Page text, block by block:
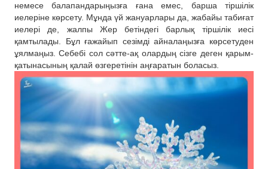
немесе балапандарыңызға ғана емес, барша тіршілік
иелеріне көрсету. Мұнда үй жануарлары да, жабайы табиғат
иелері де, жалпы Жер бетіндегі барлық тіршілік иесі
қамтылады. Бұл ғажайып сезімді айналаңызға көрсетуден
ұялмаңыз. Себебі сол сәтте-ақ олардың сізге деген қарым-
қатынасының қалай өзгеретінін аңғаратын боласыз.